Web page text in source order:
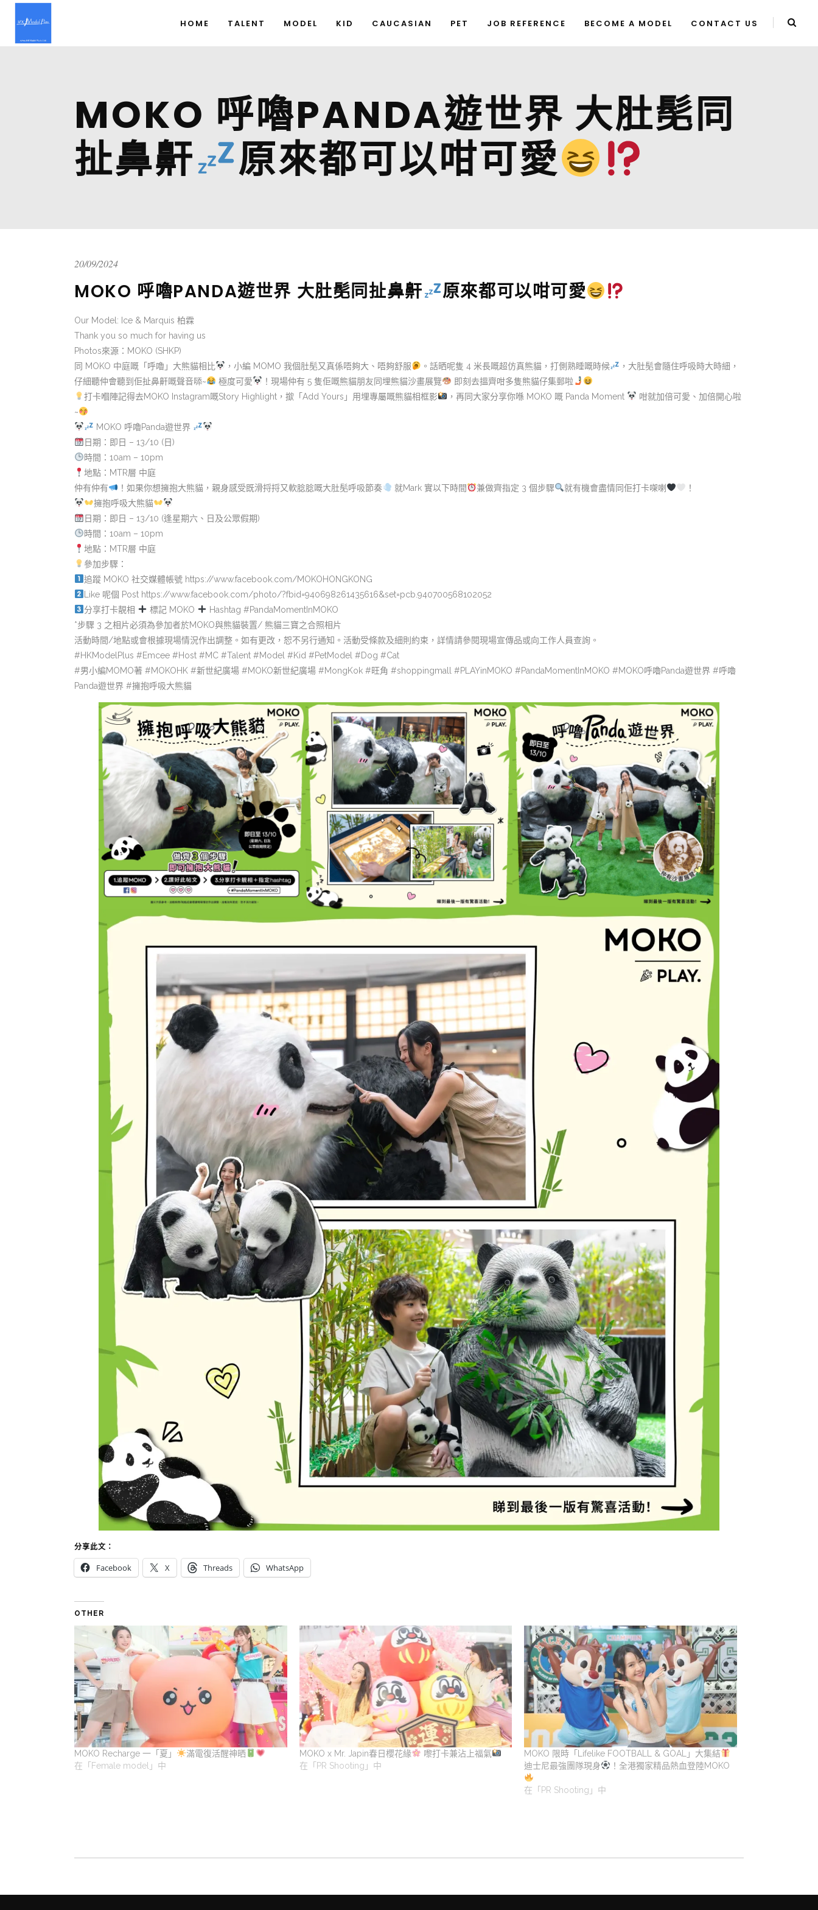
HOME TALENT MODEL KID CAUCASIAN PET JOB REFERENCE BECOME A MODEL CONTACT US
MOKO 呼嚕PANDA遊世界 大肚髧同
扯鼻鼾
原來都可以咁可愛
20/09/2024
MOKO 呼嚕PANDA遊世界 大肚髧同扯鼻鼾 原來都可以咁可愛
Our Model: Ice & Marquis 柏霖
Thank you so much for having us
Photos來源：MOKO (SHKP)
同 MOKO 中庭嘅「呼嚕」大熊貓相比
，小編 MOMO 我個肚髧又真係唔夠大、唔夠舒服 。話晒呢隻 4 米長嘅超仿真熊貓，打側熟睡嘅時候
，大肚髧會隨住呼吸時大時細，
仔細聽仲會聽到佢扯鼻鼾嘅聲音𠻹~
極度可愛 ！現場仲有 5 隻佢嘅熊貓朋友同埋熊貓沙畫展覽
即刻去搵齊咁多隻熊貓仔集郵啦
打卡嗰陣記得去MOKO Instagram嘅Story Highlight，撳「Add Yours」用埋專屬嘅熊貓相框影
，再同大家分享你喺 MOKO 嘅 Panda Moment
咁就加倍可愛、加倍開心啦
~
MOKO 呼嚕Panda遊世界
日期：即日 – 13/10 (日)
時間：10am – 10pm
地點：MTR層 中庭
仲有仲有
！如果你想擁抱大熊貓，親身感受既滑捋捋又軟腍腍嘅大肚髧呼吸節奏 就Mark 實以下時間 兼做齊指定 3 個步驟 就有機會盡情同佢打卡㗎喇
！
擁抱呼吸大熊貓
日期：即日 – 13/10 (逢星期六、日及公眾假期)
時間：10am – 10pm
地點：MTR層 中庭
參加步驟：
追蹤 MOKO 社交媒體帳號 https://www.facebook.com/MOKOHONGKONG
Like 呢個 Post https://www.facebook.com/photo/?fbid=940698261435616&set=pcb.940700568102052
分享打卡靚相
標記 MOKO
Hashtag #PandaMomentInMOKO
*步驟 3 之相片必須為參加者於MOKO與熊貓裝置/ 熊貓三寶之合照相片
活動時間/地點或會根據現場情況作出調整。如有更改，恕不另行通知。活動受條款及細則約束，詳情請參閱現場宣傳品或向工作人員查詢。
#HKModelPlus #Emcee #Host #MC #Talent #Model #Kid #PetModel #Dog #Cat
#男小編MOMO著 #MOKOHK #新世紀廣場 #MOKO新世紀廣場 #MongKok #旺角 #shoppingmall #PLAYinMOKO #PandaMomentInMOKO #MOKO呼嚕Panda遊世界 #呼嚕
Panda遊世界 #擁抱呼吸大熊貓
分享此文：
Facebook X Threads WhatsApp
OTHER
MOKO Recharge 一「夏」
滿電復活醒神晒
在「Female model」中
MOKO x Mr. Japin春日櫻花緣
嚟打卡兼沾上福氣
在「PR Shooting」中
MOKO 限時「Lifelike FOOTBALL & GOAL」大集結
迪士尼最強團隊現身
！全港獨家精品熱血登陸MOKO
在「PR Shooting」中